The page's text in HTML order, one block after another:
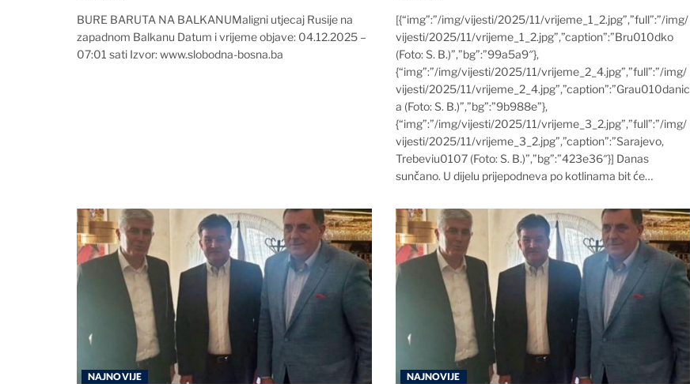
BURE BARUTA NA BALKANUMaligni utjecaj Rusije na
zapadnom Balkanu Datum i vrijeme objave: 04.12.2025 –
07:01 sati Izvor: www.slobodna-bosna.ba
[{“img”:”/img/vijesti/2025/11/vrijeme_1_2.jpg”,”full”:”/img/
vijesti/2025/11/vrijeme_1_2.jpg”,”caption”:”Bru010dko
(Foto: S. B.)”,”bg”:”99a5a9″},
{“img”:”/img/vijesti/2025/11/vrijeme_2_4.jpg”,”full”:”/img/
vijesti/2025/11/vrijeme_2_4.jpg”,”caption”:”Grau010danic
a (Foto: S. B.)”,”bg”:”9b988e”},
{“img”:”/img/vijesti/2025/11/vrijeme_3_2.jpg”,”full”:”/img/
vijesti/2025/11/vrijeme_3_2.jpg”,”caption”:”Sarajevo,
Trebeviu0107 (Foto: S. B.)”,”bg”:”423e36″}] Danas
sunčano. U dijelu prijepodneva po kotlinama bit će…
NAJNOVIJE NAJNOVIJE